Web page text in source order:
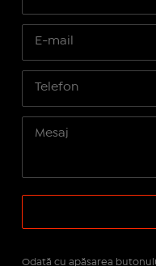
Odată cu apăsarea